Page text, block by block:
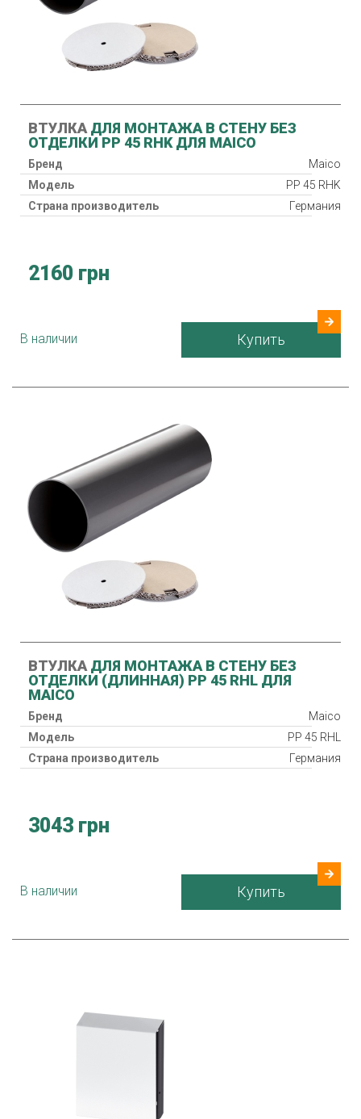
ВТУЛКА ДЛЯ МОНТАЖА В СТЕНУ БЕЗ
ОТДЕЛКИ PP 45 RHK ДЛЯ MAICO
Бренд
Maico
Модель
PP 45 RHK
Страна производитель
Германия
2160 грн
В наличии Купить
ВТУЛКА ДЛЯ МОНТАЖА В СТЕНУ БЕЗ
ОТДЕЛКИ (ДЛИННАЯ) PP 45 RHL ДЛЯ
MAICO
Бренд
Maico
Модель
PP 45 RHL
Страна производитель
Германия
3043 грн
В наличии Купить